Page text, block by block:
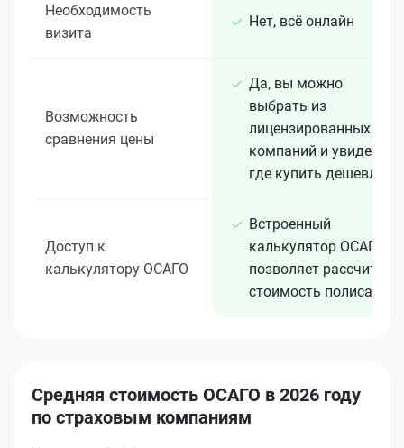
Необходимость
визита
Нет, всё онлайн
Возможность
сравнения цены
Да, вы можно
выбрать из
лицензированных 15+
компаний и увидеть,
где купить дешевле
Доступ к
калькулятору ОСАГО
Встроенный
калькулятор ОСАГО
позволяет рассчитать
стоимость полиса
Средняя стоимость ОСАГО в 2026 году
по страховым компаниям